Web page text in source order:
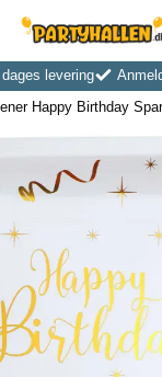
Startside for
dages levering
Happy Birthday
Markér